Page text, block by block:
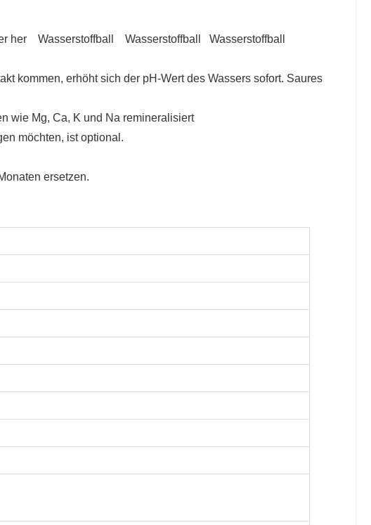
her Wasserstoffball Wasserstoffball Wasserstoffball
kommen, erhöht sich der pH-Wert des Wassers sofort. Saures
wie Mg, Ca, K und Na remineralisiert
möchten, ist optional.
ersetzen.